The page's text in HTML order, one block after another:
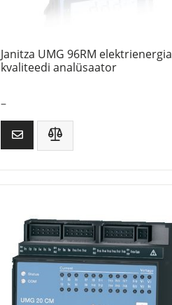
Janitza UMG 96RM elektrienergia
kvaliteedi analüsaator
–